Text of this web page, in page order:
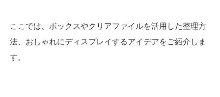
ここでは、ボックスやクリアファイルを活用した整理方
法、おしゃれにディスプレイするアイデアをご紹介しま
す。